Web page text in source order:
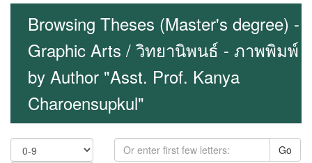
Browsing Theses (Master's degree) -
Graphic Arts / วิทยานิพนธ์ - ภาพพิมพ์
by Author "Asst. Prof. Kanya
Charoensupkul"
Go